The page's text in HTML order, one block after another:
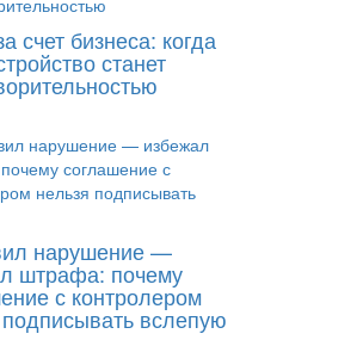
счет бизнеса: когда
станет
нарушение —
штрафа: почему
с контролером
вслепую